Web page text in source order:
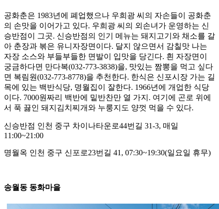
공화춘은 1983년에 폐업했으나 우희광 씨의 자손들이 공화춘
의 손맛을 이어가고 있다. 우희광 씨의 외손녀가 운영하는 신
승반점이 그곳. 신승반점의 인기 메뉴는 돼지고기와 채소를 갈
아 춘장과 볶은 유니자장면이다. 달지 않으면서 감칠맛 나는
자장 소스와 부들부들한 면발이 입맛을 당긴다. 흰 자장면이
궁금하다면 만다복(032-773-3838)을, 맛있는 짬뽕을 먹고 싶다
면 복림원(032-773-8778)을 추천한다. 한식은 신포시장 가는 길
목에 있는 백반식당, 명월집이 잘한다. 1966년에 개업한 식당
이다. 7000원짜리 백반에 밑반찬만 열 가지. 여기에 곤로 위에
서 푹 끓인 돼지김치찌개와 누룽지도 양껏 먹을 수 있다.
신승반점 인천 중구 차이나타운로44번길 31-3, 매일
11:00~21:00
명월옥 인천 중구 신포로23번길 41, 07:30~19:30(일요일 휴무)
송월동 동화마을